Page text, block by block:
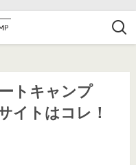
トキャンプ
イトはコレ！